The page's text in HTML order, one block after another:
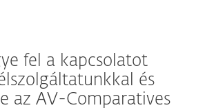
fel a kapcsolatot
és
az AV-Comparatives